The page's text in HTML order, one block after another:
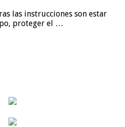
las instrucciones son estar
proteger el …